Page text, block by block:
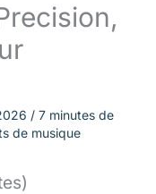
/ 7 minutes de
de musique